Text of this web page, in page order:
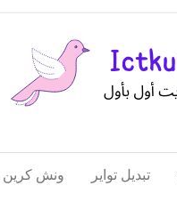
الكويت
تكنولوجيا
المعلومات
ونش تبديل تواير